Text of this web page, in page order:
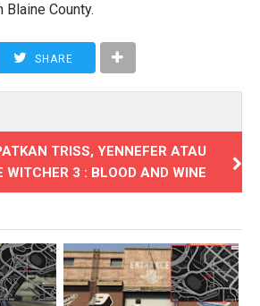
Blaine County.
SHARE
TRISS, YENNEFER ATAU
WITCHER 3 : BLOOD AND WINE